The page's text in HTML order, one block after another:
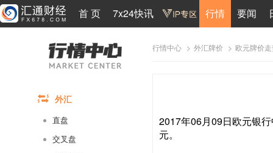
首 页 7x24快讯 行情 要闻
外汇
直盘
交叉盘
行情中心 > 外汇牌价 > 欧元牌价
2017年06月09日欧元银
元。